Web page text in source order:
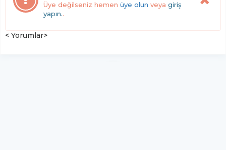
Üye değilseniz hemen üye olun veya giriş
yapın..
< Yorumlar>